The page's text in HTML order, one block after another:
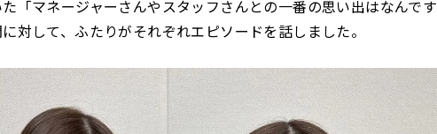
「マネージャーさんやスタッフさんとの一番の思い出はなんです
対して、ふたりがそれぞれエピソードを話しました。